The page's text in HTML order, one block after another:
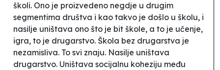
školi. Ono je proizvedeno negdje u drugim
segmentima društva i kao takvo je došlo u školu, i
nasilje uništava ono što je bit škole, a to je učenje,
igra, to je drugarstvo. Škola bez drugarstva je
nezamisliva. To svi znaju. Nasilje uništava
drugarstvo. Uništava socijalnu koheziju među